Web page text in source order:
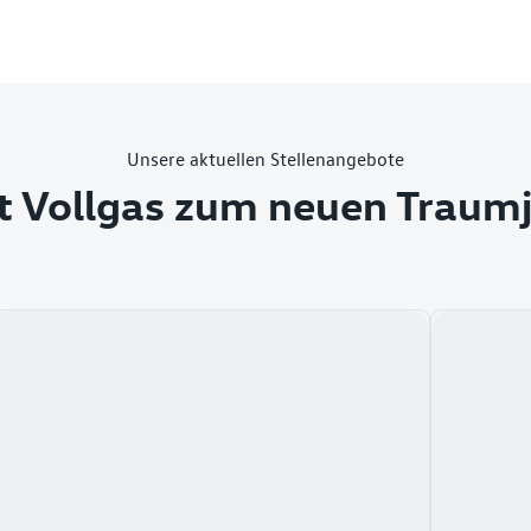
Unsere aktuellen Stellenangebote
Vollgas zum neuen